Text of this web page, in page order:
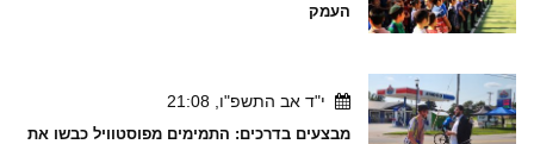
העמק
י"ד אב התשפ"ו, 21:08
מבצעים בדרכים: התמימים מפוסטוויל כבשו את